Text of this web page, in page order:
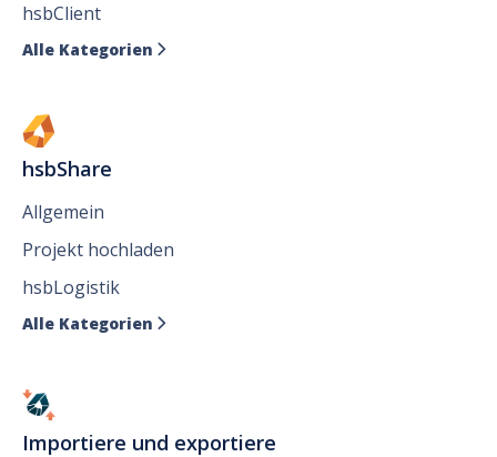
hsbClient
Alle Kategorien 
hsbShare
Allgemein
Projekt hochladen
hsbLogistik
Alle Kategorien 
Importiere und exportiere